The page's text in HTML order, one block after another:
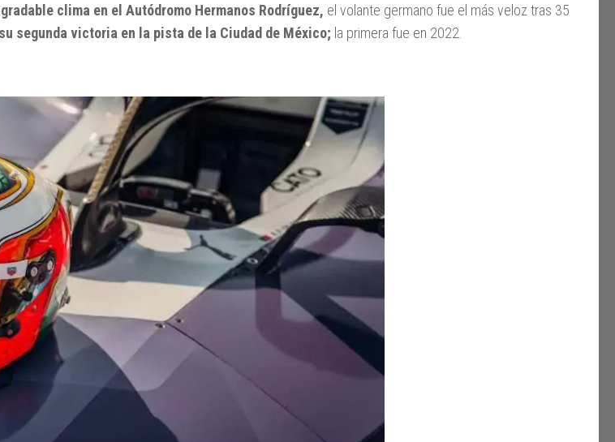
clima en el Autódromo Hermanos Rodríguez, el volante germano fue el más veloz tras 35
segunda victoria en la pista de la Ciudad de México; la primera fue en 2022.